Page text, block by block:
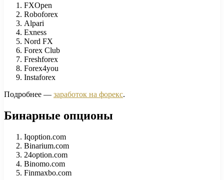
FXOpen
Roboforex
Alpari
Exness
Nord FX
Forex Club
Freshforex
Forex4you
Instaforex
Подробнее — заработок на форекс.
Бинарные опционы
Iqoption.com
Binarium.com
24option.com
Binomo.com
Finmaxbo.com